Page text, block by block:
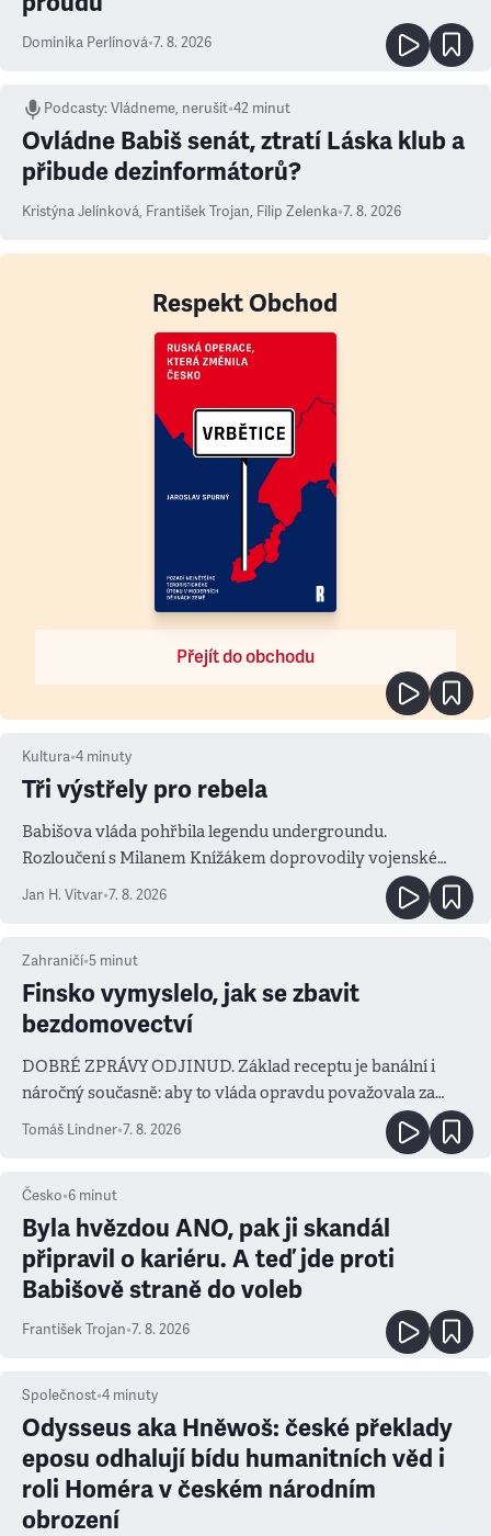
Dominika Perlínová•7. 8. 2026
Podcasty:Vládneme, nerušit•42 minut
Ovládne Babiš senát, ztratí Láska klub a
přibude dezinformátorů?
Kristýna Jelínková, František Trojan, Filip Zelenka•7. 8. 2026
Respekt Obchod
Přejít do obchodu
Kultura•4 minuty
Tři výstřely pro rebela
Babišova vláda pohřbila legendu undergroundu.
Rozloučení s Milanem Knížákem doprovodily vojenské
Jan H. Vitvar•7. 8. 2026
Zahraničí•5 minut
Finsko vymyslelo, jak se zbavit
bezdomovectví
DOBRÉ ZPRÁVY ODJINUD. Základ receptu je banální i
náročný současně: aby to vláda opravdu považovala za
Tomáš Lindner•7. 8. 2026
Česko•6 minut
Byla hvězdou ANO, pak ji skandál
připravil o kariéru. A teď jde proti
Babišově straně do voleb
František Trojan•7. 8. 2026
Společnost•4 minuty
Odysseus aka Hněwoš: české překlady
eposu odhalují bídu humanitních věd i
roli Homéra v českém národním
obrození